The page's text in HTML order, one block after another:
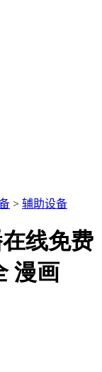
> 辅助设备
线免费
漫画